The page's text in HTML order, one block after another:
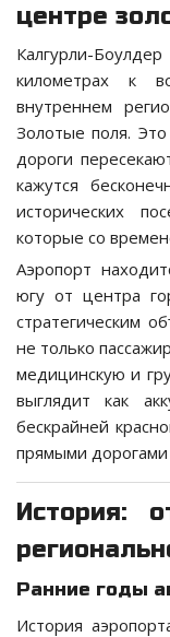
центре
Калгурли-
километрах к
внутреннем
Золотые поля.
дороги
кажутся
исторических
которые со
Аэропорт
югу от центра
стратегическим
не только
медицинскую и
выглядит как
бескрайней
прямыми
История:
Ранние годы
История